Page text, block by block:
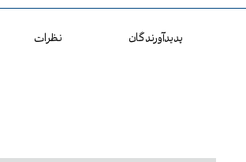
پدیدآورندگان نظرات